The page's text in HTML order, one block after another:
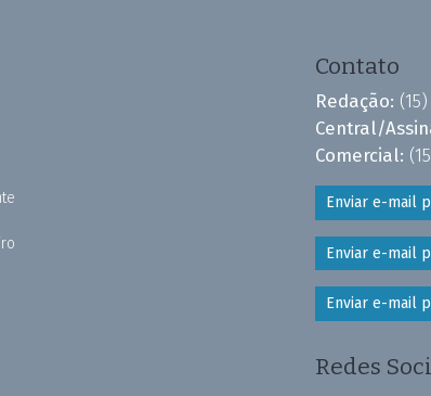
Contato
Redação:
Central/
Comercial:
Enviar e-mail
Enviar e-mail
Enviar e-mail
Redes